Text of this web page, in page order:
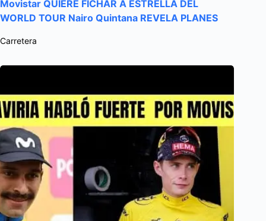
Movistar QUIERE FICHAR A ESTRELLA DEL
WORLD TOUR Nairo Quintana REVELA PLANES
Carretera